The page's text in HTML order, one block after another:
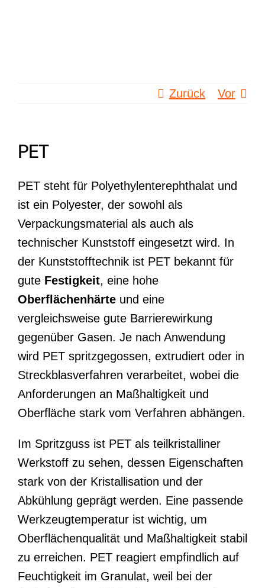
Zurück Vor
PET
PET steht für Polyethylenterephthalat und
ist ein Polyester, der sowohl als
Verpackungsmaterial als auch als
technischer Kunststoff eingesetzt wird. In
der Kunststofftechnik ist PET bekannt für
gute Festigkeit, eine hohe
Oberflächenhärte und eine
vergleichsweise gute Barrierewirkung
gegenüber Gasen. Je nach Anwendung
wird PET spritzgegossen, extrudiert oder in
Streckblasverfahren verarbeitet, wobei die
Anforderungen an Maßhaltigkeit und
Oberfläche stark vom Verfahren abhängen.
Im Spritzguss ist PET als teilkristalliner
Werkstoff zu sehen, dessen Eigenschaften
stark von der Kristallisation und der
Abkühlung geprägt werden. Eine passende
Werkzeugtemperatur ist wichtig, um
Oberflächenqualität und Maßhaltigkeit stabil
zu erreichen. PET reagiert empfindlich auf
Feuchtigkeit im Granulat, weil bei der